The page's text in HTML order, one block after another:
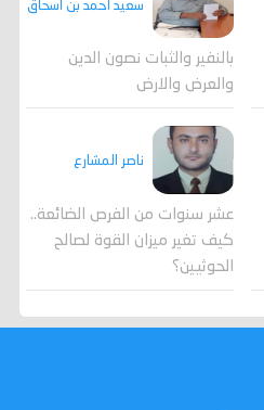
سعيد أحمد بن اسحاق
بالنفير والثبات نصون الدين
والعرض والارض
ناصر المشارع
عشر سنوات من الفرص الضائعة..
كيف تغير ميزان القوة لصالح
الحوثيين؟